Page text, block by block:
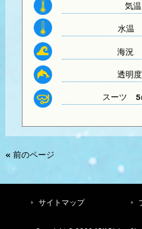
気温
水温
海況
透明度
スーツ
« 前のページ
サイトマップ